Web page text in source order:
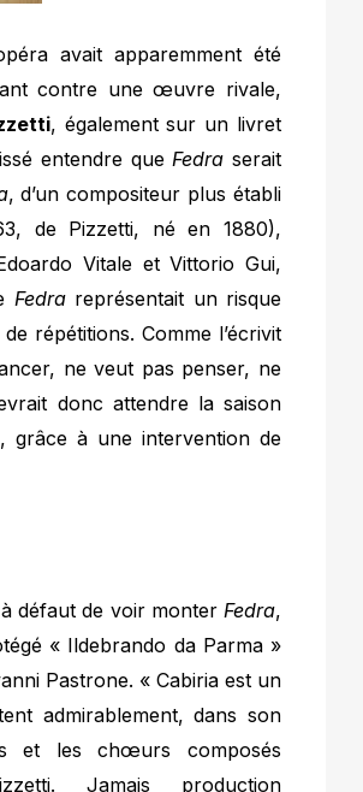
avait apparemment été
contre une œuvre rivale,
, également sur un livret
entendre que Fedra serait
, d’un compositeur plus établi
de Pizzetti, né en 1880),
Vitale et Vittorio Gui,
Fedrareprésentait un risque
répétitions. Comme l’écrivit
ne veut pas penser, ne
donc attendre la saison
grâce à une intervention de
défaut de voir monter Fedra,
« Ildebrando da Parma »
Pastrone. « Cabiria est un
admirablement, dans son
et les chœurs composés
Jamais production